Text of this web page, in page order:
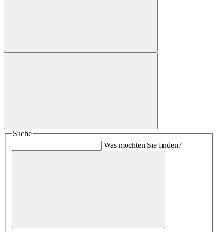
Suche
Was möchten Sie finden?